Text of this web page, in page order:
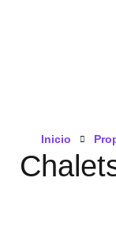
Inicio